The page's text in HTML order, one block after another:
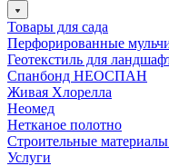
Товары для сада
Перфорированные
Геотекстиль для
Спанбонд НЕОСПАН
Живая Хлорелла
Нeомед
Нетканое полотно
Строительные
Услуги